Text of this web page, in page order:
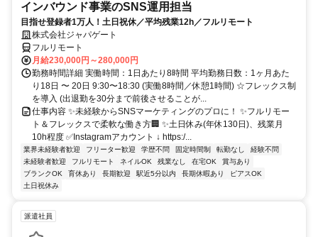
インバウンド事業のSNS運用担当
目指せ登録者1万人！土日祝休／平均残業12h／フルリモート
株式会社ジャパゲート
フルリモート
月給230,000円～280,000円
勤務時間詳細 実働時間：1日あたり8時間 平均勤務日数：1ヶ月あた
り18日 〜 20日 9:30〜18:30 (実働8時間／休憩1時間) ☆フレックス制
を導入 (出退勤を30分まで前後させることが...
仕事内容 ✨未経験からSNSマーケティングのプロに！ ✨フルリモー
ト＆フレックスで柔軟な働き方🏢 ✨土日休み(年休130日)、残業月
10h程度 ✅Instagramアカウント ↓ https:/...
業界未経験者歓迎 フリーター歓迎 学歴不問 固定時間制 転勤なし
経験不問
未経験者歓迎
フルリモート ネイルOK 残業なし 在宅OK
賞与あり
ブランクOK
育休あり 長期歓迎 駅近5分以内 長期休暇あり
ピアスOK
土日祝休み
派遣社員